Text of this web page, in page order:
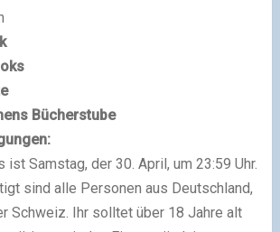
Bücherstube
ist Samstag, der 30. April, um 23:59 Uhr.
sind alle Personen aus Deutschland,
Schweiz. Ihr solltet über 18 Jahre alt